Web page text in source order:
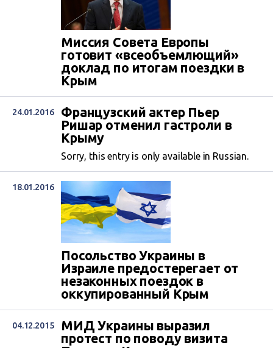
Миссия Совета Европы
готовит «всеобъемлющий»
доклад по итогам поездки в
Крым
24.01.2016
Французский актер Пьер
Ришар отменил гастроли в
Крыму
Sorry, this entry is only available in Russian.
18.01.2016
Посольство Украины в
Израиле предостерегает от
незаконных поездок в
оккупированный Крым
04.12.2015
МИД Украины выразил
протест по поводу визита